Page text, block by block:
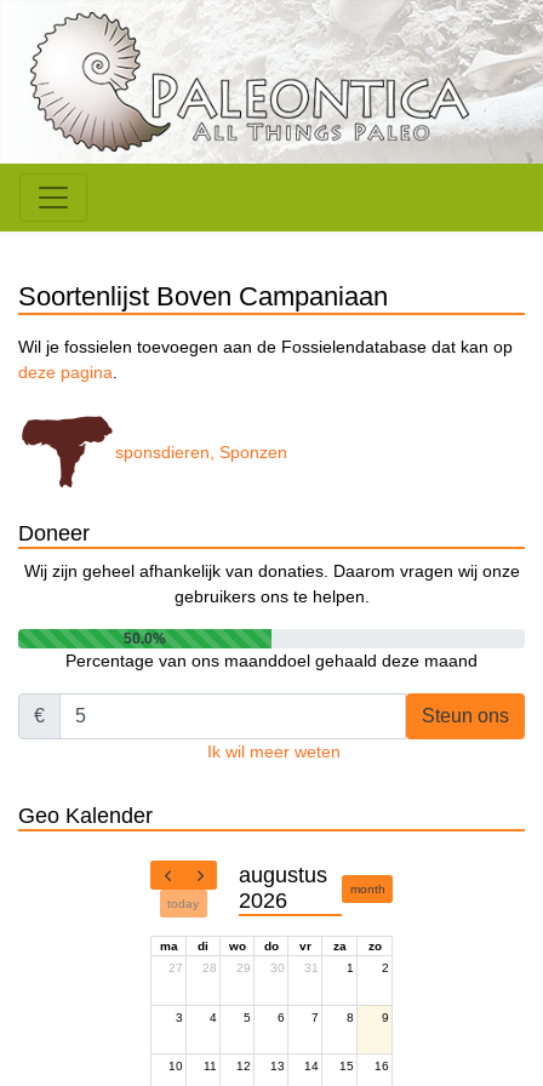
Soortenlijst Boven Campaniaan
Wil je fossielen toevoegen aan de Fossielendatabase dat kan op
deze pagina.
sponsdieren, Sponzen
Doneer
Wij zijn geheel afhankelijk van donaties. Daarom vragen wij onze
gebruikers ons te helpen.
50.0%
Percentage van ons maanddoel gehaald deze maand
€ Steun ons
Ik wil meer weten
Geo Kalender
today
augustus
2026
month
ma di wo do vr za
zo
27
28 29 30 31 1 2
3 4 5 6 7 8 9
10 11 12 13 14 15 16